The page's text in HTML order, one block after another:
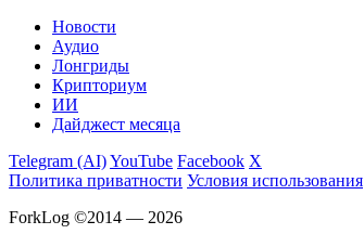
Новости
Аудио
Лонгриды
Крипториум
ИИ
Дайджест месяца
Telegram (AI)YouTube Facebook X
Политика приватности Условия использования
ForkLog ©2014 — 2026